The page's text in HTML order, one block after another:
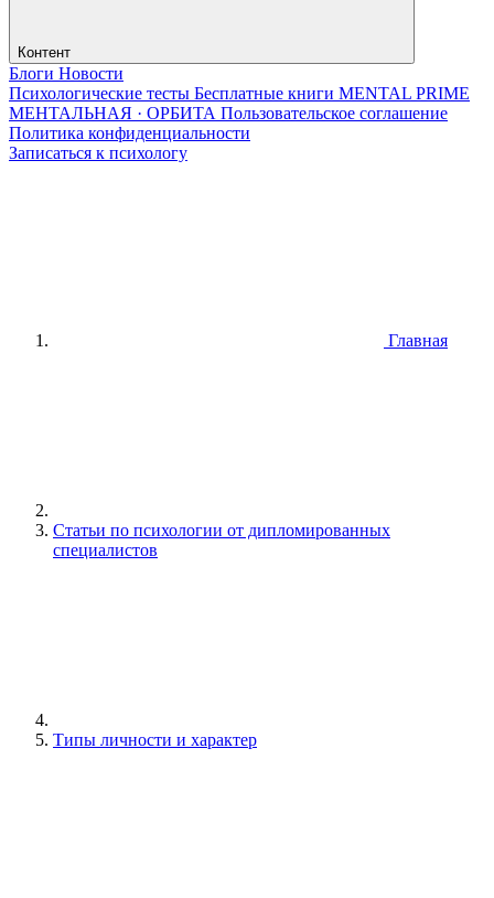
Контент
Блоги Новости
Психологические тесты Бесплатные книги MENTAL PRIME
МЕНТАЛЬНАЯ · ОРБИТА Пользовательское соглашение
Политика конфиденциальности
Записаться к психологу
Главная
Статьи по психологии от дипломированных
специалистов
Типы личности и характер